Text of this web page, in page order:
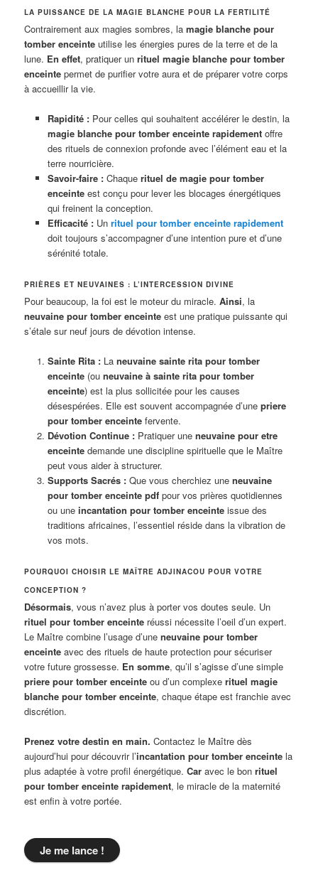
LA PUISSANCE DE LA MAGIE BLANCHE POUR LA FERTILITÉ
Contrairement aux magies sombres, lamagie blanche pour
tomber enceinte utilise les énergies pures de la terre et de la
lune. En effet, pratiquer unrituel magie blanche pour tomber
enceinte permet de purifier votre aura et de préparer votre corps
à accueillir la vie.
Rapidité :Pour celles qui souhaitent accélérer le destin, la
magie blanche pour tomber enceinte rapidementoffre
des rituels de connexion profonde avec l’élément eau et la
terre nourricière.
Savoir-faire :Chaque rituel de magie pour tomber
enceinteest conçu pour lever les blocages énergétiques
qui freinent la conception.
Efficacité :Un rituel pour tomber enceinte rapidement
doit toujours s’accompagner d’une intention pure et d’une
sérénité totale.
PRIÈRES ET NEUVAINES : L’INTERCESSION DIVINE
Pour beaucoup, la foi est le moteur du miracle.Ainsi, la
neuvaine pour tomber enceinte est une pratique puissante qui
s’étale sur neuf jours de dévotion intense.
Sainte Rita :La neuvaine sainte rita pour tomber
enceinte(ou neuvaine à sainte rita pour tomber
enceinte) est la plus sollicitée pour les causes
désespérées. Elle est souvent accompagnée d’une priere
pour tomber enceintefervente.
Dévotion Continue :Pratiquer une neuvaine pour etre
enceintedemande une discipline spirituelle que le Maître
peut vous aider à structurer.
Supports Sacrés :Que vous cherchiez une neuvaine
pour tomber enceinte pdfpour vos prières quotidiennes
ou une incantation pour tomber enceinteissue des
traditions africaines, l’essentiel réside dans la vibration de
vos mots.
POURQUOI CHOISIR LE MAÎTRE ADJINACOU POUR VOTRE
CONCEPTION ?
Désormais, vous n’avez plus à porter vos doutes seule. Un
rituel pour tomber enceinte réussi nécessite l’oeil d’un expert.
Le Maître combine l’usage d’uneneuvaine pour tomber
enceinte avec des rituels de haute protection pour sécuriser
votre future grossesse. En somme, qu’il s’agisse d’une simple
priere pour tomber enceinte ou d’un complexerituel magie
blanche pour tomber enceinte, chaque étape est franchie avec
discrétion.
Prenez votre destin en main. Contactez le Maître dès
aujourd’hui pour découvrir l’incantation pour tomber enceinte la
plus adaptée à votre profil énergétique.Car avec le bonrituel
pour tomber enceinte rapidement, le miracle de la maternité
est enfin à votre portée.
Je me lance !